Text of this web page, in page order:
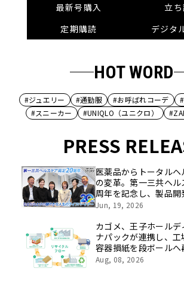
最新号購入
立
定期購読
デジタ
HOT WORD
#ジュエリー #通勤服 #お呼ばれコーデ
#スニーカー
#UNIQLO（ユニクロ）
PRESS
医薬品からトータル
の変革。第一三共ヘ
周年を記念し、製品
挑戦の舞台や旧社統合
像を公開！
Jun, 19, 2026
カゴメ、王子ホールデ
ナパックが連携し、
容器損紙を段ボールへ
証を開始
Aug, 08, 2026